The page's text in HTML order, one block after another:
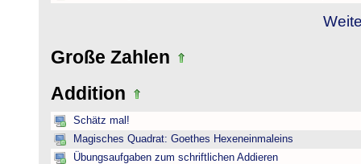
Große Zahlen
Addition
Schätz mal!
Magisches Quadrat: Goethes Hexeneinmaleins
Übungsaufgaben zum schriftlichen Addieren